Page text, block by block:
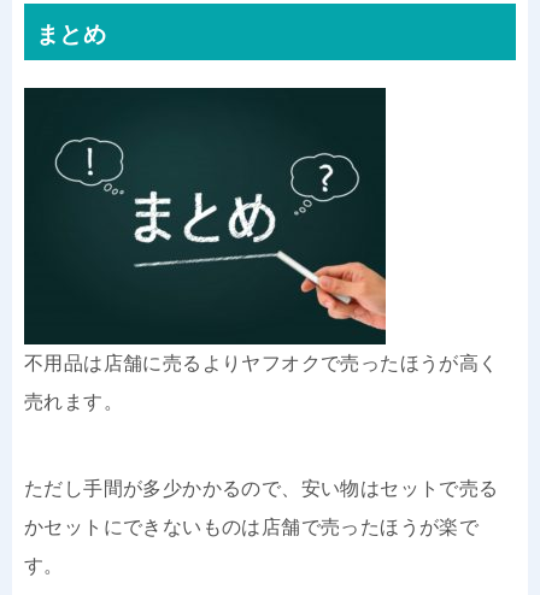
まとめ
不用品は店舗に売るよりヤフオクで売ったほうが高く
売れます。
ただし手間が多少かかるので、安い物はセットで売る
かセットにできないものは店舗で売ったほうが楽で
す。